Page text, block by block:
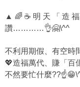
▲🌈☕明天「造
讚…………👌🤗\^^
不利用期假、有空
💖造福萬代、賺「
不然要忙什麼